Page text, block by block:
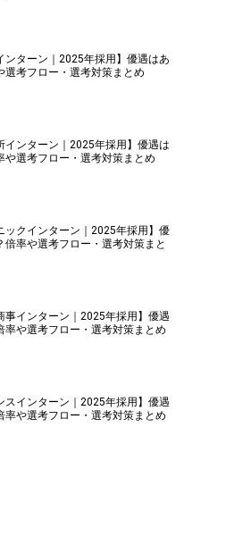
ンターン｜2025年採用】優遇はあ
選考フロー・選考対策まとめ
インターン｜2025年採用】優遇は
や選考フロー・選考対策まとめ
ックインターン｜2025年採用】優
倍率や選考フロー・選考対策まと
事インターン｜2025年採用】優遇
率や選考フロー・選考対策まとめ
スインターン｜2025年採用】優遇
率や選考フロー・選考対策まとめ